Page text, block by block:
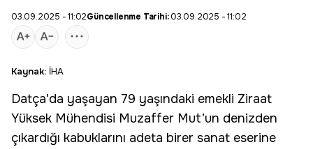
03.09.2025 - 11:02Güncellenme Tarihi:03.09.2025 - 11:02
Kaynak: İHA
Datça'da yaşayan 79 yaşındaki emekli Ziraat
Yüksek Mühendisi Muzaffer Mut’un denizden
çıkardığı kabuklarını adeta birer sanat eserine